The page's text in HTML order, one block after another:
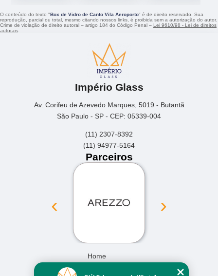
O conteúdo do texto " Box de Vidro de Canto Vila Aeroporto" é de direito reservado. Sua
reprodução, parcial ou total, mesmo citando nossos links, é proibida sem a autorização do autor.
Crime de violação de direito autoral – artigo 184 do Código Penal – Lei 9610/98 - Lei de direitos
autorais.
Império Glass
Av. Corifeu de Azevedo Marques, 5019 - Butantã
São Paulo - SP - CEP: 05339-004
(11) 2307-8392
(11) 94977-5164
Parceiros
‹ ›
Home